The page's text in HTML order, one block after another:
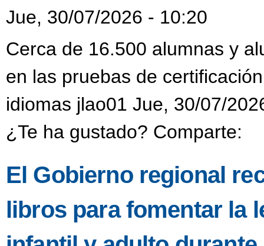
Jue, 30/07/2026 - 10:20
Cerca de 16.500 alumnas y
en las pruebas de
idiomas jlao01 Jue, 30/07/
¿Te ha gustado? Comparte:
El Gobierno regional
libros para fomentar la